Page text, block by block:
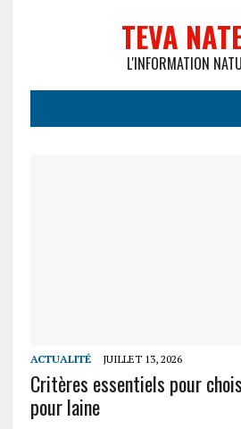
TEVA
L'INFORMATION
ACTUALITÉ JUILLET 13, 2026
Critères essentiels pour
pour laine